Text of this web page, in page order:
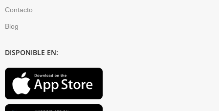
Contacto
Blog
DISPONIBLE EN: